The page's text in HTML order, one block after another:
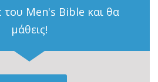
του Men's Bible και θα
μάθεις!